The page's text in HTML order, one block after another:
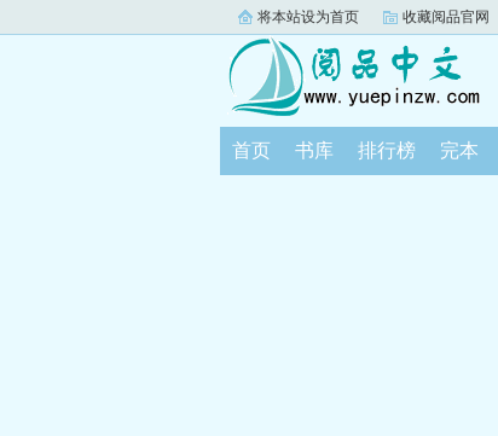
将本站设为首页 收藏阅品官网
首页 书库 排行榜 完本